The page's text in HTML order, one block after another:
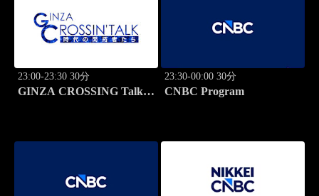
23:00-23:30 30分
GINZA CROSSING Talk
23:30-00:00 30分
CNBC Program